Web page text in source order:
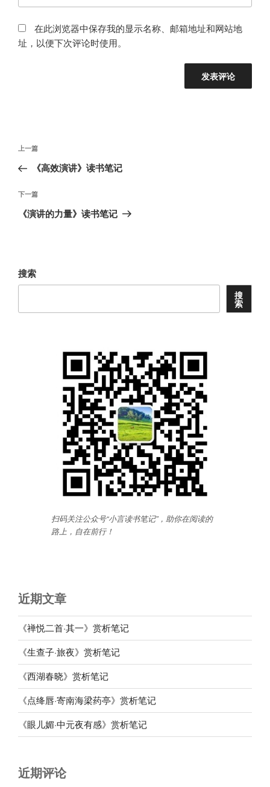
在此浏览器中保存我的显示名称、邮箱地址和网站地
址，以便下次评论时使用。
文
导
航
上
一
文
章
上一篇
《高效演讲》读书笔记
下
一
下一篇
《演讲的力量》读书笔记
搜索
搜
索
扫码关注公众号“小言读书笔记”，助你在阅读的
路上，自在前行！
近期文章
《禅悦二首·其一》赏析笔记
《生查子·旅夜》赏析笔记
《西湖春晓》赏析笔记
《点绛唇·寄南海梁药亭》赏析笔记
《眼儿媚·中元夜有感》赏析笔记
近期评论